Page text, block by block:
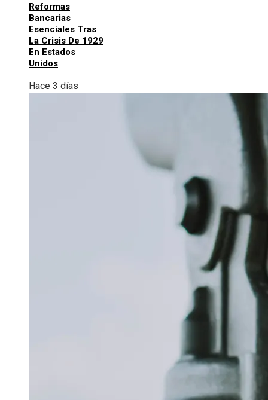
Reformas
Bancarias
Esenciales Tras
La Crisis De 1929
En Estados
Unidos
Hace 3 días